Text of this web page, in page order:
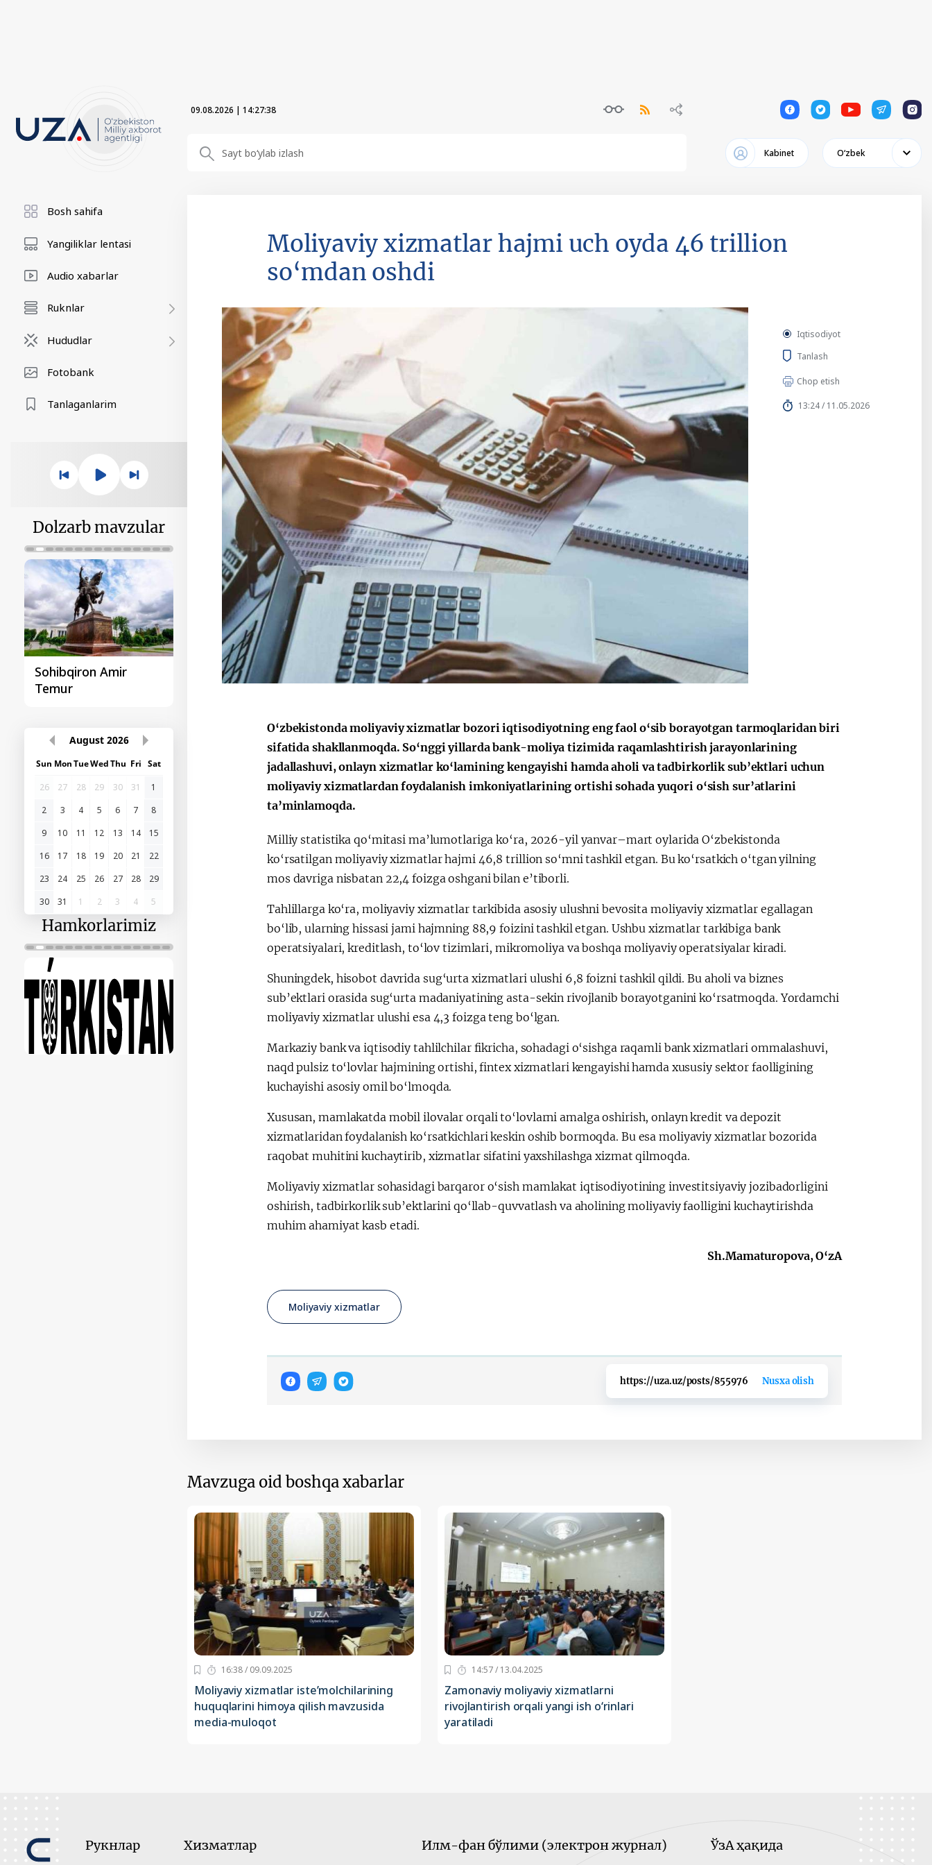
09.08.2026 | 14:27:39 1 1 1 1 1
Кabinet Oʻzbek
Bosh sahifa
Yangiliklar lentasi
Audio xabarlar
Ruknlar
Hududlar
Fotobank
Tanlaganlarim
Dolzarb mavzular
Sohibqiron Amir
Temur
O‘zbekiston va
Paragvay hamkorligi
Huquqiy targʻibot
O‘zbekiston va
Yaponiya hamkorligi
Oʻzbekiston va
Pokiston hamkorligi
August 2026
Sun MonTueWedThu Fri Sat
26
27 28 29 30 31
1
2
3 4 5 6 7
8
9
10 11 12 13 14
15
16
17 18 19 20 21
22
23
24 25 26 27 28
29
30
31 1 2 3 4 5
Hamkorlarimiz
Moliyaviy xizmatlar hajmi uch oyda 46 trillion
so‘mdan oshdi
Iqtisodiyot
Tanlash
Chop etish
13:24 / 11.05.2026
O‘zbekistonda moliyaviy xizmatlar bozori iqtisodiyotning eng faol o‘sib borayotgan tarmoqlaridan biri
sifatida shakllanmoqda. So‘nggi yillarda bank-moliya tizimida raqamlashtirish jarayonlarining
jadallashuvi, onlayn xizmatlar ko‘lamining kengayishi hamda aholi va tadbirkorlik sub’ektlari uchun
moliyaviy xizmatlardan foydalanish imkoniyatlarining ortishi sohada yuqori o‘sish sur’atlarini
ta’minlamoqda.
Milliy statistika qo‘mitasi ma’lumotlariga ko‘ra, 2026-yil yanvar–mart oylarida O‘zbekistonda
ko‘rsatilgan moliyaviy xizmatlar hajmi 46,8 trillion so‘mni tashkil etgan. Bu ko‘rsatkich o‘tgan yilning
mos davriga nisbatan 22,4 foizga oshgani bilan e’tiborli.
Tahlillarga ko‘ra, moliyaviy xizmatlar tarkibida asosiy ulushni bevosita moliyaviy xizmatlar egallagan
bo‘lib, ularning hissasi jami hajmning 88,9 foizini tashkil etgan. Ushbu xizmatlar tarkibiga bank
operatsiyalari, kreditlash, to‘lov tizimlari, mikromoliya va boshqa moliyaviy operatsiyalar kiradi.
Shuningdek, hisobot davrida sug‘urta xizmatlari ulushi 6,8 foizni tashkil qildi. Bu aholi va biznes
sub’ektlari orasida sug‘urta madaniyatining asta-sekin rivojlanib borayotganini ko‘rsatmoqda. Yordamchi
moliyaviy xizmatlar ulushi esa 4,3 foizga teng bo‘lgan.
Markaziy bank va iqtisodiy tahlilchilar fikricha, sohadagi o‘sishga raqamli bank xizmatlari ommalashuvi,
naqd pulsiz to‘lovlar hajmining ortishi, fintex xizmatlari kengayishi hamda xususiy sektor faolligining
kuchayishi asosiy omil bo‘lmoqda.
Xususan, mamlakatda mobil ilovalar orqali to‘lovlarni amalga oshirish, onlayn kredit va depozit
xizmatlaridan foydalanish ko‘rsatkichlari keskin oshib bormoqda. Bu esa moliyaviy xizmatlar bozorida
raqobat muhitini kuchaytirib, xizmatlar sifatini yaxshilashga xizmat qilmoqda.
Moliyaviy xizmatlar sohasidagi barqaror o‘sish mamlakat iqtisodiyotining investitsiyaviy jozibadorligini
oshirish, tadbirkorlik sub’ektlarini qo‘llab-quvvatlash va aholining moliyaviy faolligini kuchaytirishda
muhim ahamiyat kasb etadi.
Sh.Mamaturopova, O‘zA
Moliyaviy xizmatlar
https://uza.uz/posts/855976 Nusxa olish
Mavzuga oid boshqa xabarlar
16:38 / 09.09.2025
Moliyaviy xizmatlar iste’molchilarining
huquqlarini himoya qilish mavzusida
media-muloqot
14:57 / 13.04.2025
Zamonaviy moliyaviy xizmatlarni
rivojlantirish orqali yangi ish o‘rinlari
yaratiladi
Рукнлар Хизматлар Илм-фан бўлими (электрон журнал) ЎзА ҳақида